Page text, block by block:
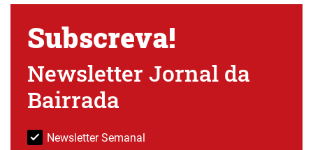
Subscreva!
Newsletter Jornal da
Bairrada
Newsletter Semanal